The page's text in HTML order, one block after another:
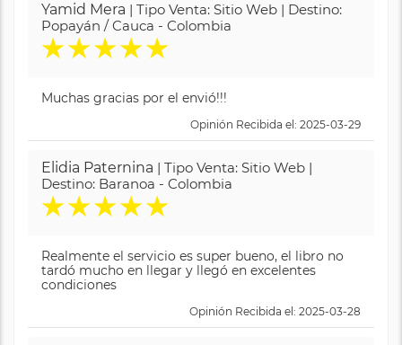
Yamid Mera | Tipo Venta: Sitio Web | Destino:
Popayán / Cauca - Colombia
★★★★★
Muchas gracias por el envió!!!
Opinión Recibida el: 2025-03-29
Elidia Paternina | Tipo Venta: Sitio Web |
Destino: Baranoa - Colombia
★★★★★
Realmente el servicio es super bueno, el libro no
tardó mucho en llegar y llegó en excelentes
condiciones
Opinión Recibida el: 2025-03-28